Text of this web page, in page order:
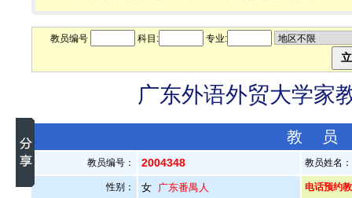
教员编号 科目: 专业:
广东外语外贸大学家
教
教员编号： 2004348 教员姓名
性别： 女 广东番禺人 电话预约